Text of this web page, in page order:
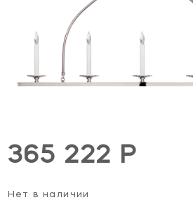
365 222 Р
Нет в наличии